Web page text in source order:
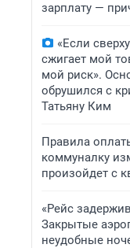
зарплату —
«Если
сжигает мой
мой риск».
обрушился с
Татьяну Ким
Правила
коммуналку
произойдет с
«Рейс
Закрытые
неудобные